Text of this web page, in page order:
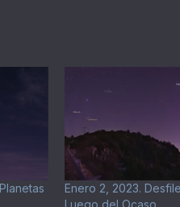
Enero 2, 2023.